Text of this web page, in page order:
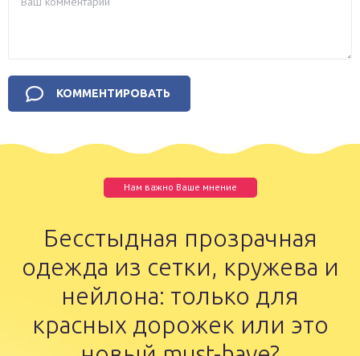
Нам важно Ваше мнение
Бесстыдная прозрачная
одежда из сетки, кружева и
нейлона: только для
красных дорожек или это